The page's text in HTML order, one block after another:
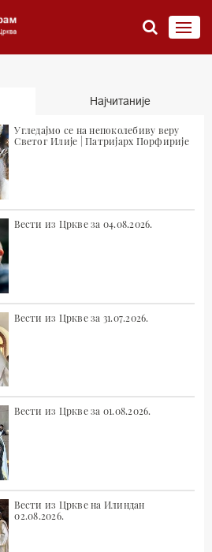
Најчитаније
Угледајмо се на непоколебиву веру
Светог Илије | Патријарх Порфирије
Вести из Цркве за 04.08.2026.
Вести из Цркве за 31.07.2026.
Вести из Цркве за 01.08.2026.
Вести из Цркве на Илиндан
02.08.2026.